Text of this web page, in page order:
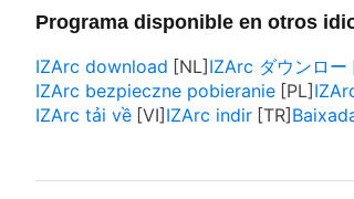
Programa disponible en otros
IZArc download
IZArc ダウンロー
IZArc bezpieczne pobieranie
IZArc tải về
IZArc indir